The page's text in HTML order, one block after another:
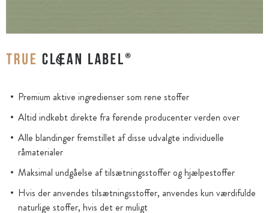
Premium aktive ingredienser som rene stoffer
Altid indkøbt direkte fra førende producenter verden over
Alle blandinger fremstillet af disse udvalgte individuelle
råmaterialer
Maksimal undgåelse af tilsætningsstoffer og hjælpestoffer
Hvis der anvendes tilsætningsstoffer, anvendes kun værdifulde
naturlige stoffer, hvis det er muligt